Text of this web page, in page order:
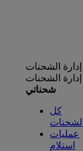
إدارة الشحنات
إدارة الشحنات
شحناتي
كل
عمليات
استلام